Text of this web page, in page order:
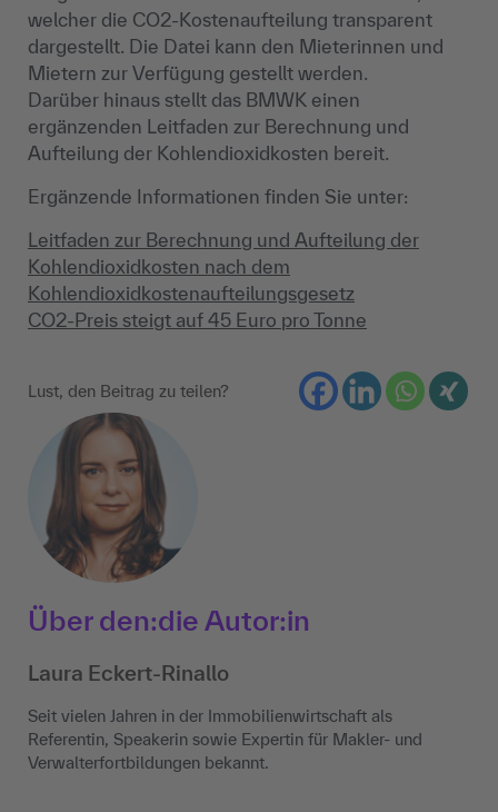
welcher die CO2-Kostenaufteilung transparent
dargestellt. Die Datei kann den Mieterinnen und
Mietern zur Verfügung gestellt werden.
Darüber hinaus stellt das BMWK einen
ergänzenden Leitfaden zur Berechnung und
Aufteilung der Kohlendioxidkosten bereit.
Ergänzende Informationen finden Sie unter:
Leitfaden zur Berechnung und Aufteilung der
Kohlendioxidkosten nach dem
Kohlendioxidkostenaufteilungsgesetz
CO2-Preis steigt auf 45 Euro pro Tonne
Lust, den Beitrag zu teilen?
Über den:die Autor:in
Laura Eckert-Rinallo
Seit vielen Jahren in der Immobilienwirtschaft als
Referentin, Speakerin sowie Expertin für Makler- und
Verwalterfortbildungen bekannt.​